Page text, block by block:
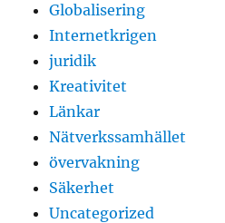
Globalisering
Internetkrigen
juridik
Kreativitet
Länkar
Nätverkssamhället
övervakning
Säkerhet
Uncategorized